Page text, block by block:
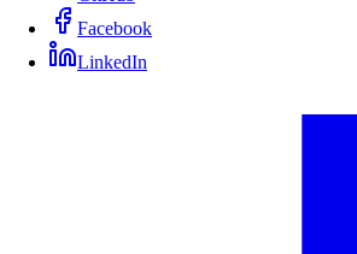
Facebook
LinkedIn